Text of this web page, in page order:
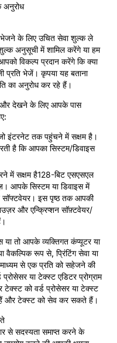
अनुरोध
भेजने के लिए उचित सेवा शुल्क ले
अनुसूची में शामिल करेंगे या हम
विकल्प प्रदान करेंगे कि क्या
प्रति भेजें। कृपया यह बताना
का अनुरोध कर रहे हैं।
और देखने के लिए आपके पास
इंटरनेट तक पहुंचने में सक्षम है।
है कि आपका सिस्टम/डिवाइस
में सक्षम है128-बिट एसएसएल
आपके सिस्टम या डिवाइस में
सॉफ्टवेयर। इस पृष्ठ तक आपकी
और एन्क्रिप्शन सॉफ़्टवेयर/
तो आपके व्यक्तिगत कंप्यूटर या
वैकल्पिक रूप से, प्रिंटिंग सेवा या
से एक प्रति को सहेजने की
या टेक्स्ट एडिटर प्रोग्राम
को वर्ड प्रोसेसर या टेक्स्ट
और टेक्स्ट को सेव कर सकते हैं।
से सदस्यता समाप्त करने के